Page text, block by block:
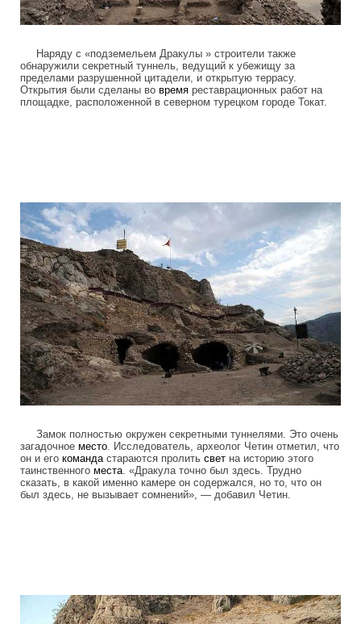
Наряду с «подземельем Дракулы » строители также
обнаружили секретный туннель, ведущий к убежищу за
пределами разрушенной цитадели, и открытую террасу.
Открытия были сделаны во время реставрационных работ на
площадке, расположенной в северном турецком городе Токат.
Замок полностью окружен секретными туннелями. Это очень
загадочное место. Исследователь, археолог Четин отметил, что
он и его командастараются пролить свет на историю этого
таинственного места. «Дракула точно был здесь. Трудно
сказать, в какой именно камере он содержался, но то, что он
был здесь, не вызывает сомнений», — добавил Четин.